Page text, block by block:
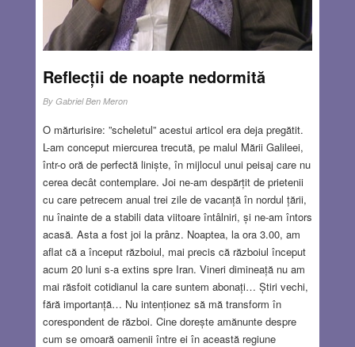
OCT 24, 2024 47 COMMENTS
Reflecții de noapte nedormită
By Gabriel Ben Meron
O mărturisire: ”scheletul” acestui articol era deja pregătit.
L-am conceput miercurea trecută, pe malul Mării Galileei,
într-o oră de perfectă liniște, în mijlocul unui peisaj care nu
cerea decât contemplare. Joi ne-am despărțit de prietenii
cu care petrecem anual trei zile de vacanță în nordul țării,
nu înainte de a stabili data viitoare întâlniri, și ne-am întors
acasă. Asta a fost joi la prânz. Noaptea, la ora 3.00, am
aflat că a început războiul, mai precis că războiul început
acum 20 luni s-a extins spre Iran. Vineri dimineață nu am
mai răsfoit cotidianul la care suntem abonați… Știri vechi,
fără importanță… Nu intenționez să mă transform în
corespondent de război. Cine dorește amănunte despre
cum se omoară oamenii între ei în această regiune